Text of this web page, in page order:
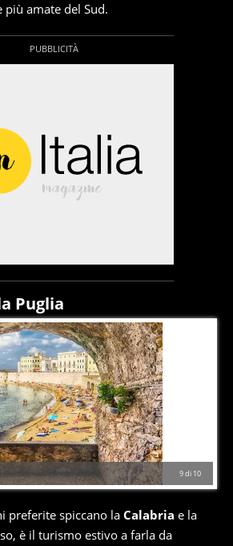
amate del Sud.
Puglia
9di 10
preferite spiccano la Calabria e la
è il turismo estivo a farla da